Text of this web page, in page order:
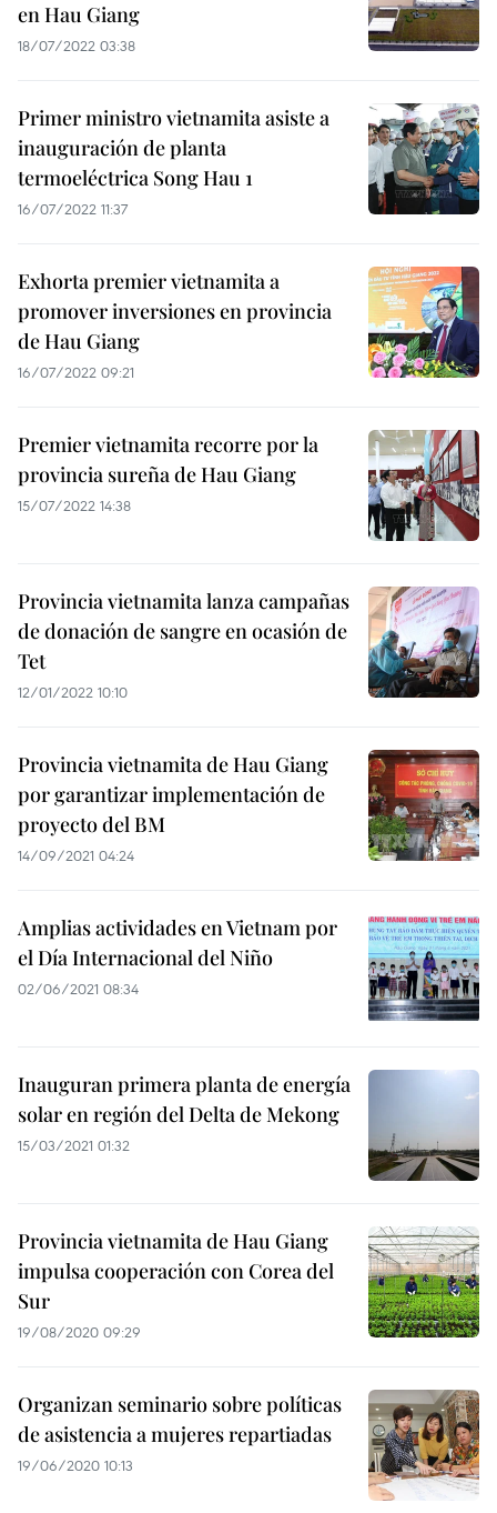
en Hau Giang
18/07/2022 03:38
Primer ministro vietnamita asiste a
inauguración de planta
termoeléctrica Song Hau 1
16/07/2022 11:37
Exhorta premier vietnamita a
promover inversiones en provincia
de Hau Giang
16/07/2022 09:21
Premier vietnamita recorre por la
provincia sureña de Hau Giang
15/07/2022 14:38
Provincia vietnamita lanza campañas
de donación de sangre en ocasión de
Tet
12/01/2022 10:10
Provincia vietnamita de Hau Giang
por garantizar implementación de
proyecto del BM
14/09/2021 04:24
Amplias actividades en Vietnam por
el Día Internacional del Niño
02/06/2021 08:34
Inauguran primera planta de energía
solar en región del Delta de Mekong
15/03/2021 01:32
Provincia vietnamita de Hau Giang
impulsa cooperación con Corea del
Sur
19/08/2020 09:29
Organizan seminario sobre políticas
de asistencia a mujeres repartiadas
19/06/2020 10:13